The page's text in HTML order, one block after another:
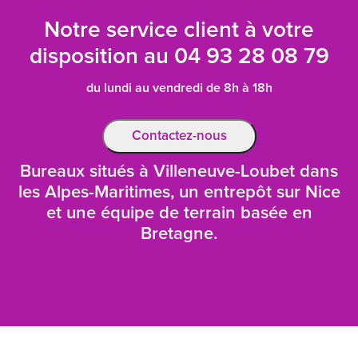
Notre service client à votre
disposition au 04 93 28 08 79
du lundi au vendredi de 8h à 18h
Contactez-nous
Bureaux situés à Villeneuve-Loubet dans
les Alpes-Maritimes, un entrepôt sur Nice
et une équipe de terrain basée en
Bretagne.